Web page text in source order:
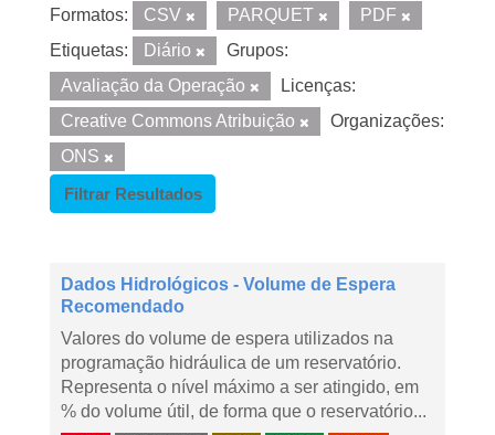
Formatos: CSV PARQUET
PDF
Etiquetas:
Diário
Grupos:
Avaliação da Operação
Licenças:
Creative Commons Atribuição
Organizações:
ONS
Filtrar Resultados
Dados Hidrológicos - Volume de Espera
Recomendado
Valores do volume de espera utilizados na
programação hidráulica de um reservatório.
Representa o nível máximo a ser atingido, em
% do volume útil, de forma que o reservatório...